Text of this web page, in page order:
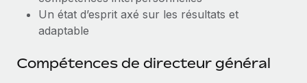
Un état d’esprit axé sur les résultats et
adaptable
Compétences de directeur général